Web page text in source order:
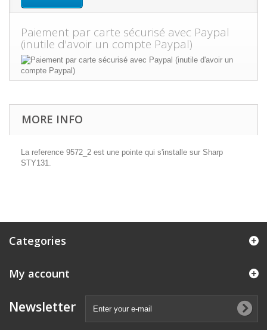
Paiement par carte sécurisé avec Paypal
(inutile d'avoir un compte Paypal)
MORE INFO
La reference 9572_2 est une pointe qui s'installe sur Sharp
STY131.
Categories
My account
Newsletter